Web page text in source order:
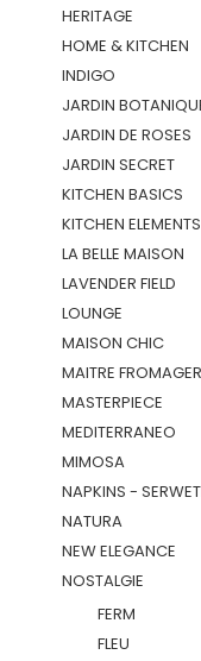
HERITAGE
HOME & KITCHEN
INDIGO
JARDIN
JARDIN DE ROSES
JARDIN SECRET
KITCHEN BASICS
KITCHEN ELEMENTS
LA BELLE MAISON
LAVENDER FIELD
LOUNGE
MAISON CHIC
MAITRE FROMAGER
MASTERPIECE
MEDITERRANEO
MIMOSA
NAPKINS -
NATURA
NEW ELEGANCE
NOSTALGIE
FERM
FLEU